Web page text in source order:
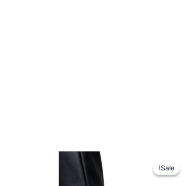
Sale!
Sale!
המחיר
המקורי
המחיר
הנוכחי
הוא: